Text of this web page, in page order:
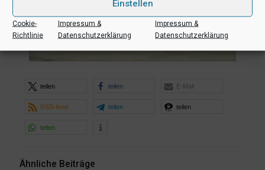
Einstellen
Cookie-
Richtlinie
Impressum &
Datenschutzerklärung
Impressum &
Datenschutzerklärung
teilen teilen E-Mail
RSS-feed teilen teilen
teilen
Ähnliche Beiträge